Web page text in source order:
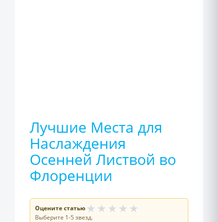
Лучшие Места для
Наслаждения
Осенней Листвой во
Флоренции
Оцените статью ★ ★ ★ ★ ★
Выберите 1-5 звезд.